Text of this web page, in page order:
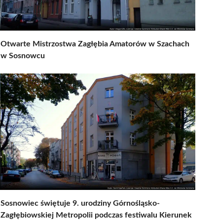
Otwarte Mistrzostwa Zagłębia Amatorów w Szachach
w Sosnowcu
Sosnowiec świętuje 9. urodziny Górnośląsko-
Zagłębiowskiej Metropolii podczas festiwalu Kierunek